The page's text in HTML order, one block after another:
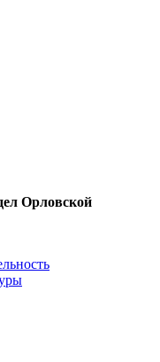
Орловской